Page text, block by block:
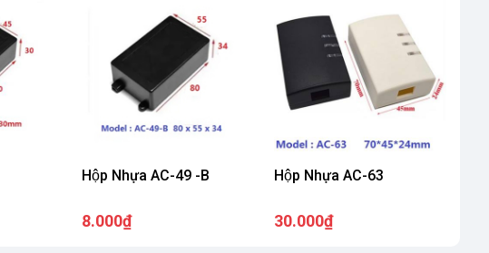
Hộp Nhựa AC-49 -B
8.000₫
Hộp Nhựa AC-63
30.000₫